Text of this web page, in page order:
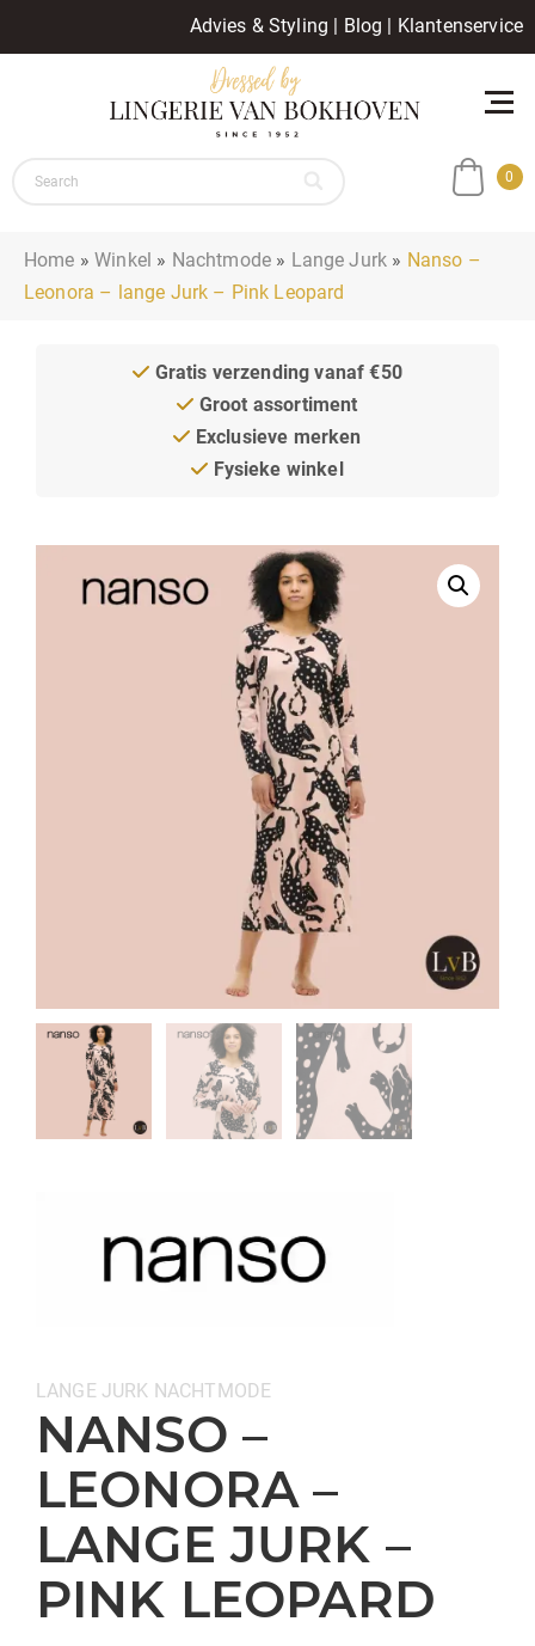
Advies & Styling | Blog | Klantenservice
0
Home »Winkel » Nachtmode » Lange Jurk » Nanso –
Leonora – lange Jurk – Pink Leopard
Gratis verzending vanaf €50
Groot assortiment
Exclusieve merken
Fysieke winkel
Categorieën:
LANGE JURK NACHTMODE
NANSO –
LEONORA –
LANGE JURK –
PINK LEOPARD